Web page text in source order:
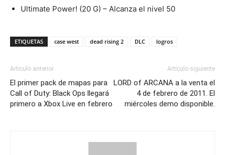
Ultimate Power! (20 G) – Alcanza el nivel 50
ETIQUETAS case west dead rising 2 DLC logros
Artículo anterior
El primer pack de mapas para
Call of Duty: Black Ops llegará
primero a Xbox Live en febrero
Artículo siguiente
LORD of ARCANA a la venta el
4 de febrero de 2011. El
miércoles demo disponible.